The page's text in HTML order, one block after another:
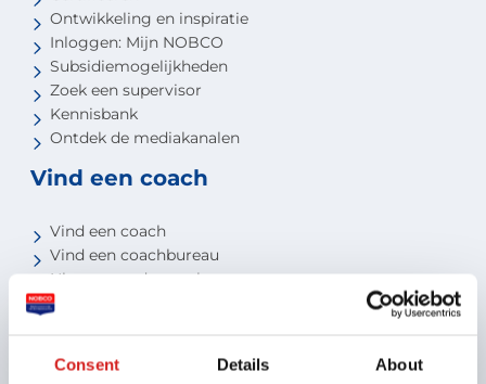
Consent Details About
Ontwikkeling en inspiratie
Inloggen: Mijn NOBCO
Subsidiemogelijkheden
Zoek een supervisor
Kennisbank
Ontdek de mediakanalen
Vind een coach
Vind een coach
Vind een coachbureau
Niveau van de coach
Voor studenten